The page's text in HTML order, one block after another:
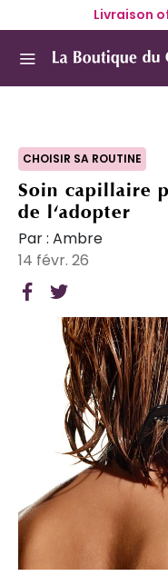
Livraison
CHOISIR SA ROUTINE
Soin capillaire
de l'adopter
Par : Ambre
14 févr. 26